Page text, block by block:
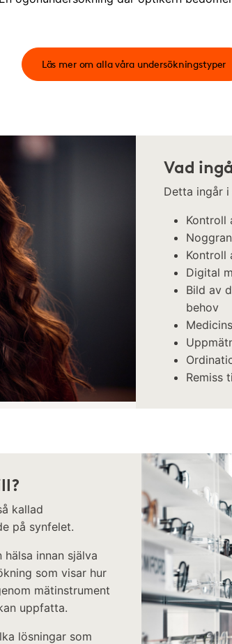
Läs mer om alla våra undersökningstyper
Vad
Detta ingår i
Kontroll
Kontroll
Digital
Bild av
behov
​Remiss
kallad
på synfelet.
innan själva
som visar hur
mätinstrument
uppfatta.
lösningar som